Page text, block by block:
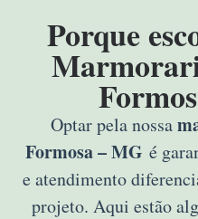
Porque
Optar pela nossa
Formosa – MG é
e atendimento
projeto. Aqui estão